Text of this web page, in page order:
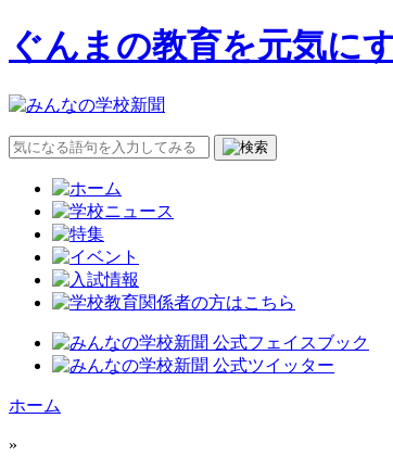
ぐんまの教育を元気に
ホーム
»